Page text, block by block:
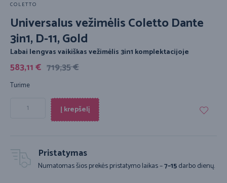
COLETTO
Universalus vežimėlis Coletto Dante
3in1, D-11, Gold
Labai lengvas vaikiškas vežimėlis 3in1 komplektacijoje
719,35€
583,11€
Turime
Į krepšelį
Pristatymas
Numatomas šios prekės pristatymo laikas –7–15darbo dienų.